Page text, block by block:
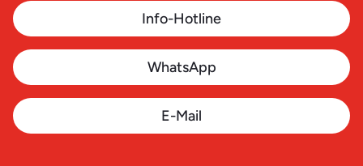
Info-Hotline
WhatsApp
E-Mail